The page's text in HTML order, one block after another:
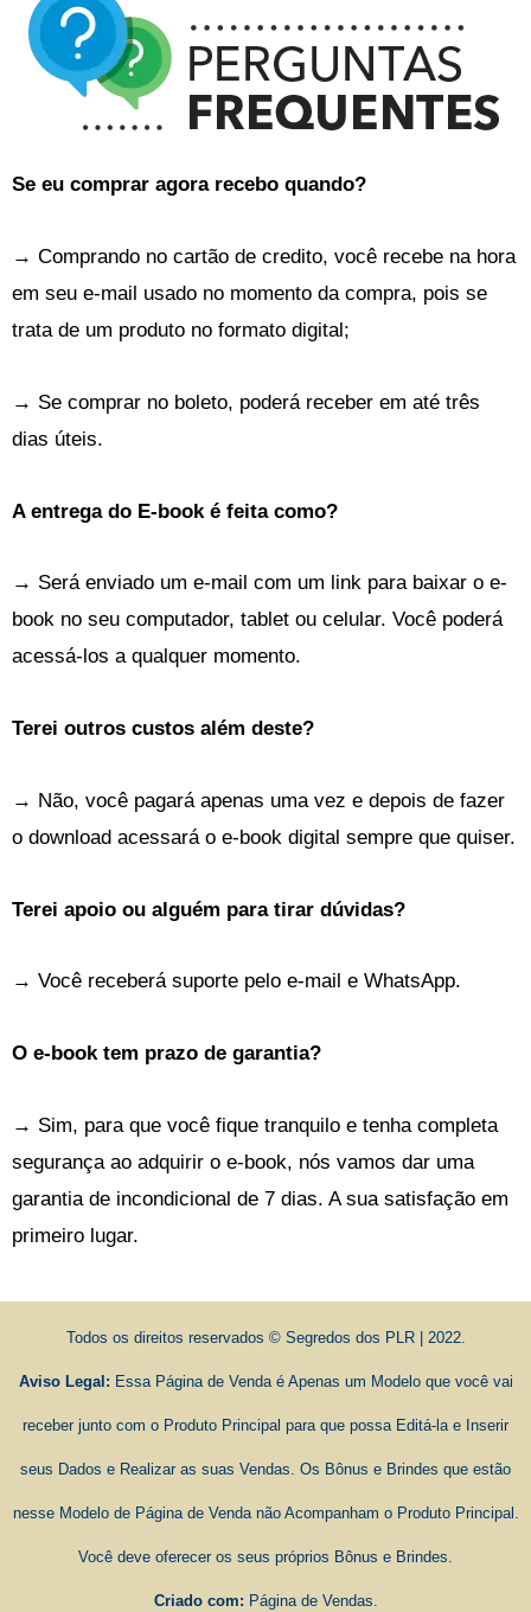
Se eu comprar agora recebo quando?
→ Comprando no cartão de credito, você recebe na hora
em seu e-mail usado no momento da compra, pois se
trata de um produto no formato digital;
→ Se comprar no boleto, poderá receber em até três
dias úteis.
A entrega do E-book é feita como?
→ Será enviado um e-mail com um link para baixar o e-
book no seu computador, tablet ou celular. Você poderá
acessá-los a qualquer momento.
Terei outros custos além deste?
→ Não, você pagará apenas uma vez e depois de fazer
o download acessará o e-book digital sempre que quiser.
Terei apoio ou alguém para tirar dúvidas?
→ Você receberá suporte pelo e-mail e WhatsApp.
O e-book tem prazo de garantia?
→ Sim, para que você fique tranquilo e tenha completa
segurança ao adquirir o e-book, nós vamos dar uma
garantia de incondicional de 7 dias. A sua satisfação em
primeiro lugar.
Todos os direitos reservados © Segredos dos PLR | 2022.
Aviso Legal: Essa Página de Venda é Apenas um Modelo que você vai
receber junto com o Produto Principal para que possa Editá-la e Inserir
seus Dados e Realizar as suas Vendas. Os Bônus e Brindes que estão
nesse Modelo de Página de Venda não Acompanham o Produto Principal.
Você deve oferecer os seus próprios Bônus e Brindes.
Criado com: Página de Vendas